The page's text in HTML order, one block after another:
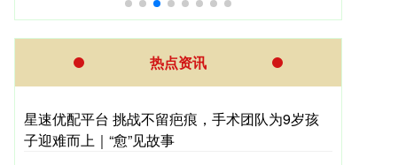
热点资讯
星速优配平台 挑战不留疤痕，手术团队为9岁孩
子迎难而上｜“愈”见故事